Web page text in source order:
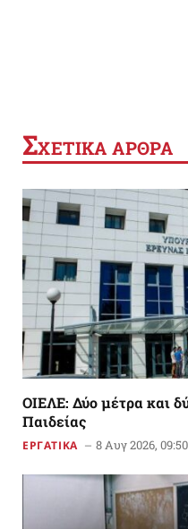
ΣΧΕΤΙΚΑ ΑΡΘΡΑ
ΟΙΕΛΕ: Δύο μέτρα και
Παιδείας
ΕΡΓΑΤΙΚΑ 8 Αυγ 2026, 09:50